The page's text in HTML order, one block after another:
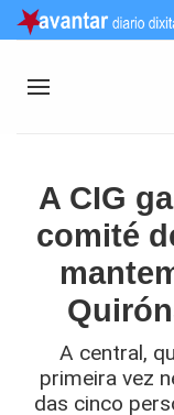
A CIG
comité
A central,
primeira vez
das cinco